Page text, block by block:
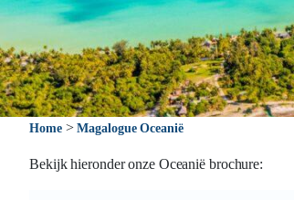
Home>Magalogue Oceanië
Bekijk hieronder onze Oceanië brochure: